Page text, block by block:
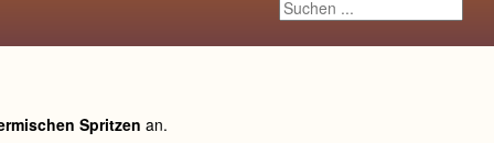
Suchen ...
Spritzen an.